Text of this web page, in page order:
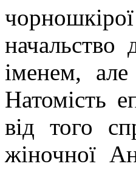
начальство
іменем,
Натомість
від того
жіночної